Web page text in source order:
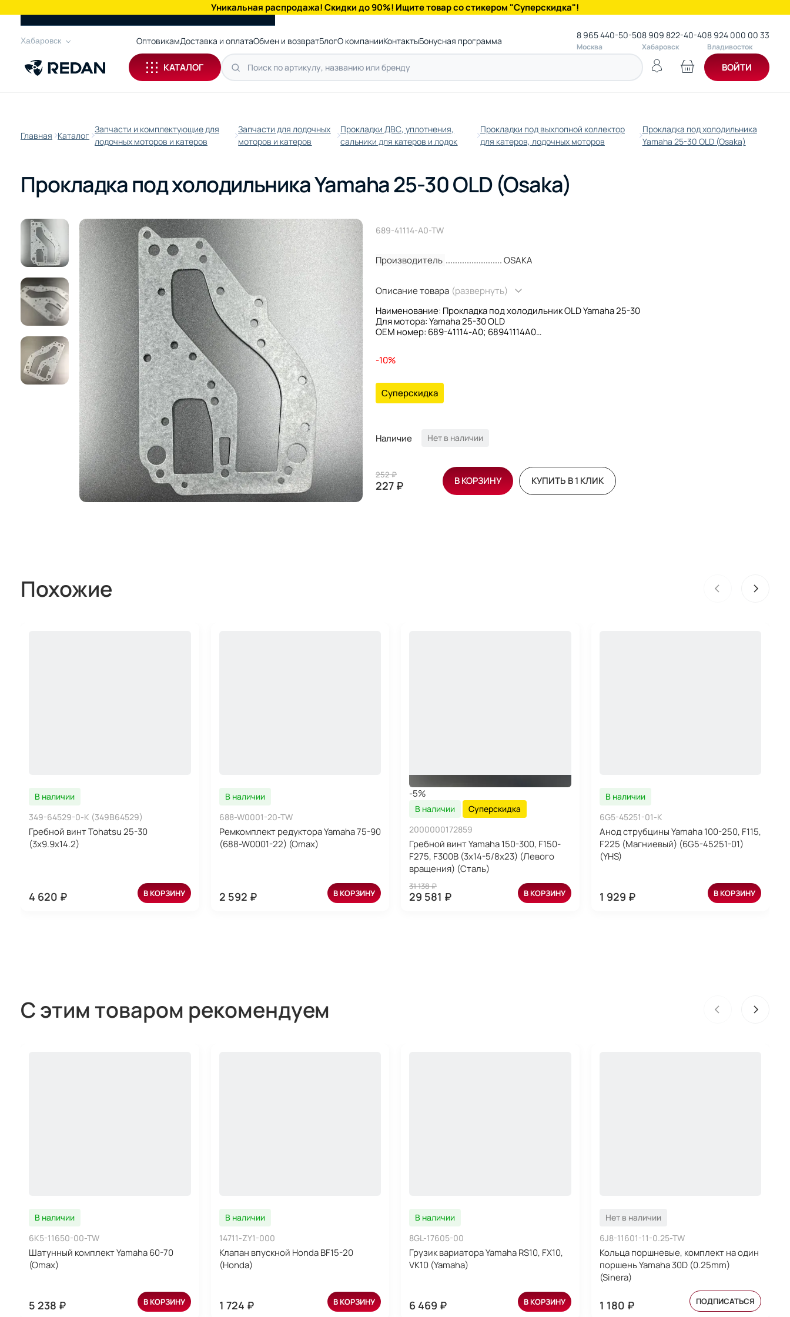
Уникальная распродажа! Скидки до 90%! Ищите товар со стикером "Суперскидка"!
Хабаровск ОптовикамДоставка и оплатаОбмен и возвратБлогО компанииКонтактыБонусная программа 8 965 440-50-50
Москва
8 909 822-40-40
Хабаровск
8 924 000 00 33
Владивосток
КАТАЛОГ ВОЙТИ
Главная Каталог
Запчасти и комплектующие для
лодочных моторов и катеров
Запчасти для лодочных
моторов и катеров
Прокладки ДВС, уплотнения,
сальники для катеров и лодок
Прокладки под выхлопной коллектор
для катеров, лодочных моторов
Прокладка под холодильника
Yamaha 25-30 OLD (Osaka)
Прокладка под холодильника Yamaha 25-30 OLD (Osaka)
689-41114-A0-TW
Производитель OSAKA
Описание товара (развернуть)
Наименование: Прокладка под холодильник OLD Yamaha 25-30
Для мотора: Yamaha 25-30 OLD
OEM номер: 689-41114-A0; 68941114A0
-10%
Суперскидка
Наличие Нет в наличии
252 ₽
227 ₽ В КОРЗИНУ КУПИТЬ В 1 КЛИК
Похожие
В наличии
349-64529-0-K (349B64529)
Гребной винт Tohatsu 25-30
(3x9.9x14.2)
4 620 ₽ В КОРЗИНУ
В наличии
688-W0001-20-TW
Ремкомплект редуктора Yamaha 75-90
(688-W0001-22) (Omax)
2 592 ₽ В КОРЗИНУ
-5%
В наличии
Суперскидка
2000000172859
Гребной винт Yamaha 150-300, F150-
F275, F300B (3x14-5/8x23) (Левого
вращения) (Сталь)
31 138 ₽
29 581 ₽ В КОРЗИНУ
В наличии
6G5-45251-01-K
Анод струбцины Yamaha 100-250, F115,
F225 (Магниевый) (6G5-45251-01)
(YHS)
1 929 ₽ В КОРЗИНУ
С этим товаром рекомендуем
В наличии
6K5-11650-00-TW
Шатунный комплект Yamaha 60-70
(Omax)
5 238 ₽ В КОРЗИНУ
В наличии
14711-ZY1-000
Клапан впускной Honda BF15-20
(Honda)
1 724 ₽ В КОРЗИНУ
В наличии
8GL-17605-00
Грузик вариатора Yamaha RS10, FX10,
VK10 (Yamaha)
6 469 ₽ В КОРЗИНУ
Нет в наличии
6J8-11601-11-0.25-TW
Кольца поршневые, комплект на один
поршень Yamaha 30D (0.25mm)
(Sinera)
1 180 ₽ ПОДПИСАТЬСЯ